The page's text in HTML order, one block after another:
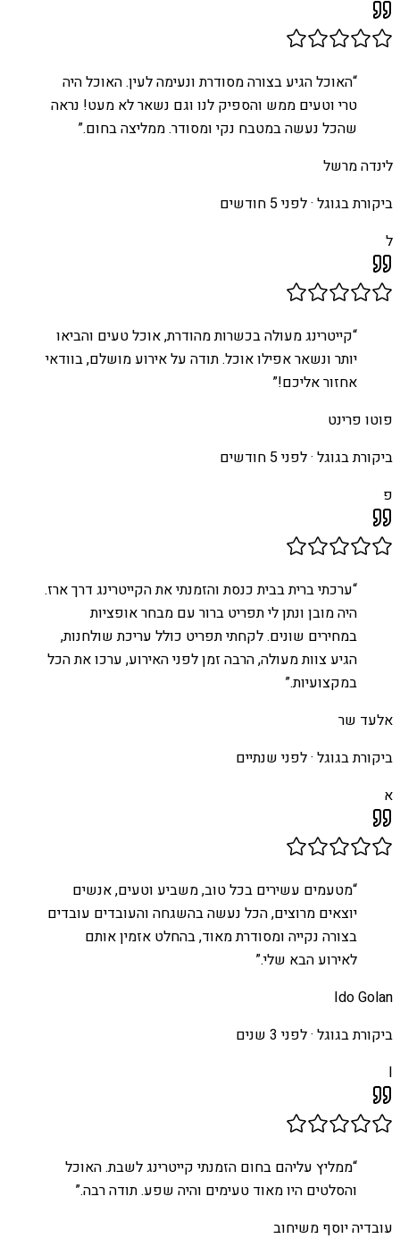
“האוכל הגיע בצורה מסודרת ונעימה לעין. האוכל היה
טרי וטעים ממש והספיק לנו וגם נשאר לא מעט! נראה
שהכל נעשה במטבח נקי ומסודר. ממליצה בחום.”
לינדה מרשל
ביקורת בגוגל ·לפני 5 חודשים
ל
“קייטרינג מעולה בכשרות מהודרת, אוכל טעים והביאו
יותר ונשאר אפילו אוכל. תודה על אירוע מושלם, בוודאי
אחזור אליכם!”
פוטו פרינט
ביקורת בגוגל ·לפני 5 חודשים
פ
“ערכתי ברית בבית כנסת והזמנתי את הקייטרינג דרך ארז.
היה מובן ונתן לי תפריט ברור עם מבחר אופציות
במחירים שונים. לקחתי תפריט כולל עריכת שולחנות,
הגיע צוות מעולה, הרבה זמן לפני האירוע, ערכו את הכל
במקצועיות.”
אלעד שר
ביקורת בגוגל ·לפני שנתיים
א
“מטעמים עשירים בכל טוב, משביע וטעים, אנשים
יוצאים מרוצים, הכל נעשה בהשגחה והעובדים עובדים
בצורה נקייה ומסודרת מאוד, בהחלט אזמין אותם
לאירוע הבא שלי.”
Ido Golan
ביקורת בגוגל ·לפני 3 שנים
I
“ממליץ עליהם בחום הזמנתי קייטרינג לשבת. האוכל
והסלטים היו מאוד טעימים והיה שפע. תודה רבה.”
עובדיה יוסף משיחוב